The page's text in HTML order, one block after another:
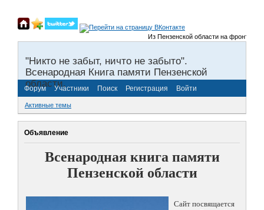
Из Пензенской области на фронты
"Никто не забыт, ничто не забыто".
Всенародная Книга памяти Пензенской
области.
Форум Участники Поиск Регистрация Войти
Активные темы
Объявление
Всенародная книга памяти
Пензенской области
Сайт посвящается